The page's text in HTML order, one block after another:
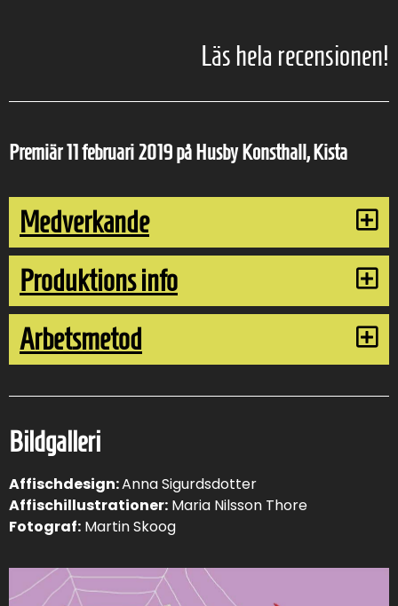
Läs hela recensionen!
Premiär 11 februari 2019 på Husby Konsthall, Kista
Medverkande
Produktions info
Arbetsmetod
Bildgalleri
Affischdesign:Anna Sigurdsdotter
Affischillustrationer: Maria Nilsson Thore
Fotograf: Martin Skoog